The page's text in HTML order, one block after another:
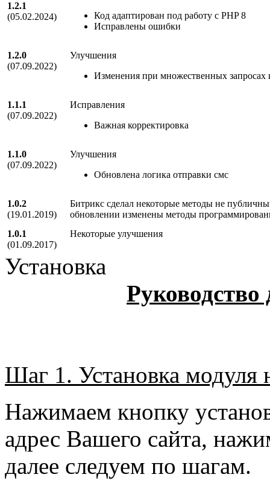
1.2.1
(05.02.2024)
Код адаптирован под работу с PHP 8
Исправлены ошибки
1.2.0
(07.09.2022)
Улучшения
Изменения при множественных запросах
1.1.1
(07.09.2022)
Исправления
Важная корректировка
1.1.0
(07.09.2022)
Улучшения
Обновлена логика отправки смс
1.0.2
(19.01.2019)
Битрикс сделал некоторые методы не
обновлении изменены методы
1.0.1
(01.09.2017)
Некоторые улучшения
Установка
Руководство
Шаг 1. Установка модуля
Нажимаем кнопку
адрес Вашего сайта,
далее следуем по шагам.